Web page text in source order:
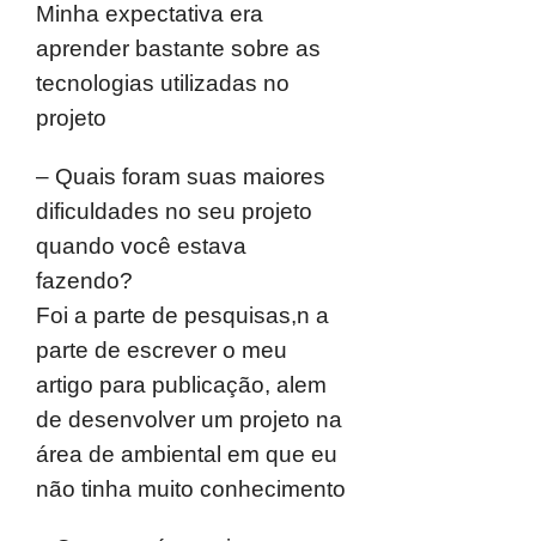
Minha expectativa era
aprender bastante sobre as
tecnologias utilizadas no
projeto
– Quais foram suas maiores
dificuldades no seu projeto
quando você estava
fazendo?
Foi a parte de pesquisas,n a
parte de escrever o meu
artigo para publicação, alem
de desenvolver um projeto na
área de ambiental em que eu
não tinha muito conhecimento